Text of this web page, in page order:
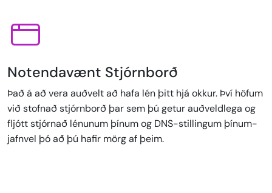
Notendavænt Stjórnborð
Það á að vera auðvelt að hafa lén þitt hjá okkur. Því höfum
við stofnað stjórnborð þar sem þú getur auðveldlega og
fljótt stjórnað lénunum þínum og DNS-stillingum þínum-
jafnvel þó að þú hafir mörg af þeim.